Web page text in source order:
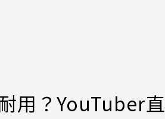
用？YouTuber